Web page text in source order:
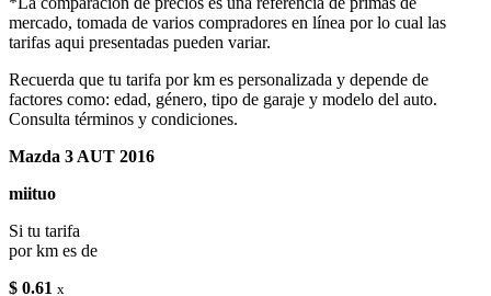
mercado, tomada de varios compradores en línea por lo cual las
tarifas aqui presentadas pueden variar.
Recuerda que tu tarifa por km es personalizada y depende de
factores como: edad, género, tipo de garaje y modelo del auto.
Consulta términos y condiciones.
Mazda 3 AUT 2016
miituo
Si tu tarifa
por km es de
$ 0.61 x